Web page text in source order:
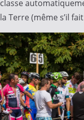
classe
la Terre (même s’il